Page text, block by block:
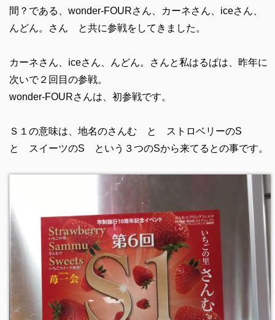
間？である、wonder-FOURさん、カーネさん、iceさん、
んどん。さん と共に参戦をしてきました。
カーネさん、iceさん、んどん。さんと私はるぱは、昨年に
次いで２回目の参戦。
wonder-FOURさんは、初参戦です。
Ｓ１の意味は、地名のさんむ と ストロベリーのS
と スイーツのS という３つのSから来てるとの事です。